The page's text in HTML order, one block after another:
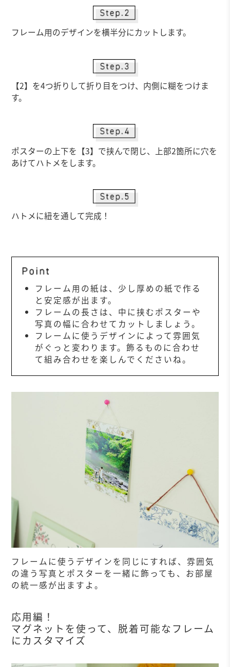
フレーム用のデザインを横半分にカットします。
【2】を4つ折りして折り目をつけ、内側に糊をつけま
す。
ポスターの上下を【3】で挟んで閉じ、上部2箇所に穴を
あけてハトメをします。
ハトメに紐を通して完成！
フレーム用の紙は、少し厚めの紙で作る
と安定感が出ます。
フレームの長さは、中に挟むポスターや
写真の幅に合わせてカットしましょう。
フレームに使うデザインによって雰囲気
がぐっと変わります。飾るものに合わせ
て組み合わせを楽しんでくださいね。
フレームに使うデザインを同じにすれば、雰囲気
の違う写真とポスターを一緒に飾っても、お部屋
の統一感が出ますよ。
応用編！
マグネットを使って、脱着可能なフレーム
にカスタマイズ